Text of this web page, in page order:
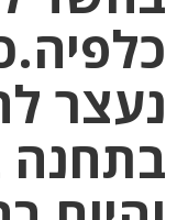
נעצר
בתחנה